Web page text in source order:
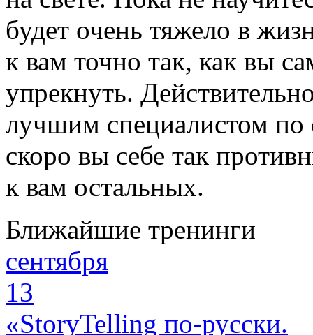
будет очень тяжело в
к вам точно так, как вы
упрекнуть.
лучшим специалистом
скоро вы себе так
к вам остальных.
Ближайшие тренинги
сентября
13
«StoryTelling по-русски.